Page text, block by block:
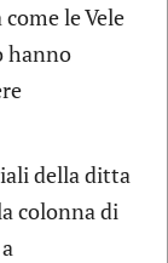
le Vele
hanno
della ditta
colonna di